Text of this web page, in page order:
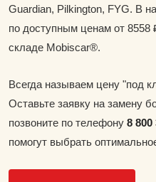
Guardian, Pilkington, FYG. В
по доступным ценам от
складе Mobiscar®.
Всегда называем цену "под
Оставьте заявку на замену
позвоните по телефону 8 800
помогут выбрать